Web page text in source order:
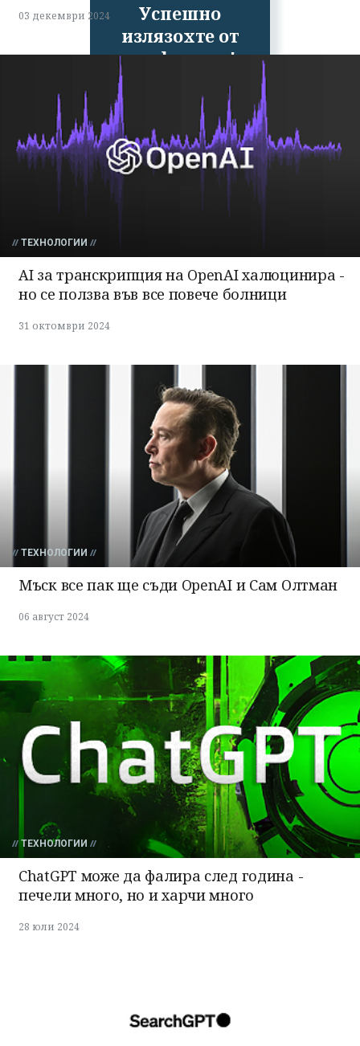
Успешно
излязохте от
профила си!
03 декември 2024
ТЕХНОЛОГИИ
AI за транскрипция на OpenAI халюцинира -
но се ползва във все повече болници
31 октомври 2024
ТЕХНОЛОГИИ
Мъск все пак ще съди OpenAI и Сам Олтман
06 август 2024
ТЕХНОЛОГИИ
ChatGPT може да фалира след година -
печели много, но и харчи много
28 юли 2024